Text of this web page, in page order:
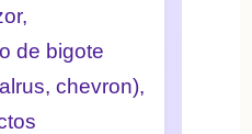
de bigote
chevron),